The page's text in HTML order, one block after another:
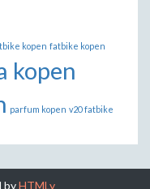
kopen fatbike kopen
kopen
parfum kopen v20 fatbike
byHTMLy